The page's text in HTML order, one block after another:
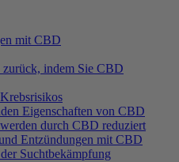
mit CBD
indem Sie CBD
Eigenschaften von CBD
durch CBD reduziert
Entzündungen mit CBD
Suchtbekämpfung